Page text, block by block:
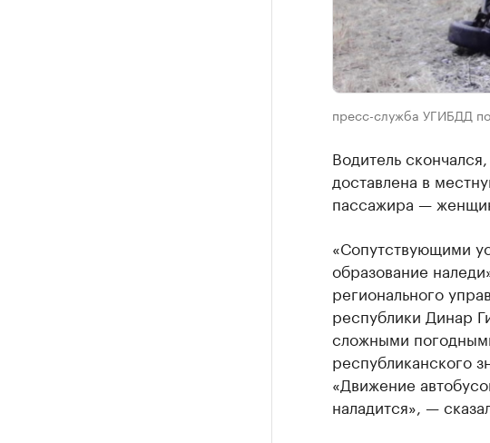
пресс-служба УГИБДД
Водитель
доставлена в
пассажира —
«Сопутствующими
образование
регионального
республики Динар
сложными
республиканского
«Движение
наладится», —